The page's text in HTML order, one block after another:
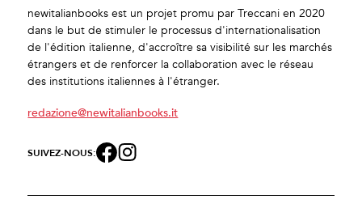
newitalianbooks est un projet promu par Treccani en 2020
dans le but de stimuler le processus d'internationalisation
de l'édition italienne, d'accroître sa visibilité sur les marchés
étrangers et de renforcer la collaboration avec le réseau
des institutions italiennes à l'étranger.
redazione@newitalianbooks.it
SUIVEZ-NOUS: